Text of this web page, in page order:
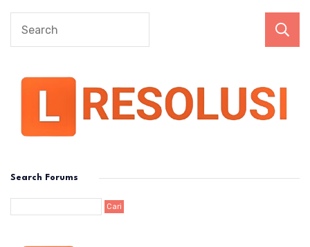
Search Forums